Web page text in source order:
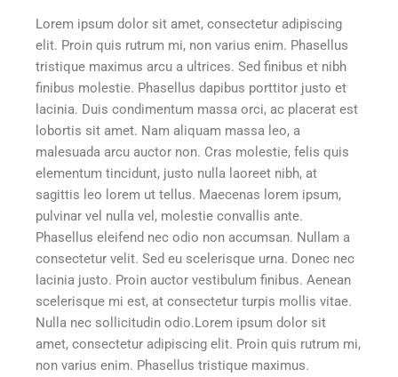
Lorem ipsum dolor sit amet, consectetur adipiscing
elit. Proin quis rutrum mi, non varius enim. Phasellus
tristique maximus arcu a ultrices. Sed finibus et nibh
finibus molestie. Phasellus dapibus porttitor justo et
lacinia. Duis condimentum massa orci, ac placerat est
lobortis sit amet. Nam aliquam massa leo, a
malesuada arcu auctor non. Cras molestie, felis quis
elementum tincidunt, justo nulla laoreet nibh, at
sagittis leo lorem ut tellus. Maecenas lorem ipsum,
pulvinar vel nulla vel, molestie convallis ante.
Phasellus eleifend nec odio non accumsan. Nullam a
consectetur velit. Sed eu scelerisque urna. Donec nec
lacinia justo. Proin auctor vestibulum finibus. Aenean
scelerisque mi est, at consectetur turpis mollis vitae.
Nulla nec sollicitudin odio.Lorem ipsum dolor sit
amet, consectetur adipiscing elit. Proin quis rutrum mi,
non varius enim. Phasellus tristique maximus.